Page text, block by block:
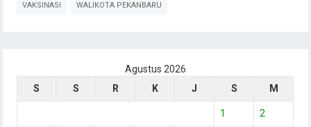
VAKSINASI WALIKOTA PEKANBARU
Agustus 2026
S
S R K J S M
1 2